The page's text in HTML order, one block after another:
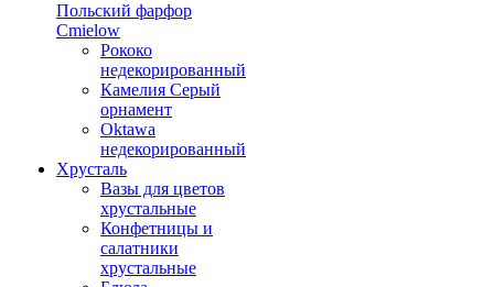
Польский фарфор
Сmielow
Рококо
недекорированный
Камелия Серый
орнамент
Oktawa
недекорированный
Хрусталь
Вазы для цветов
хрустальные
Конфетницы и
салатники
хрустальные